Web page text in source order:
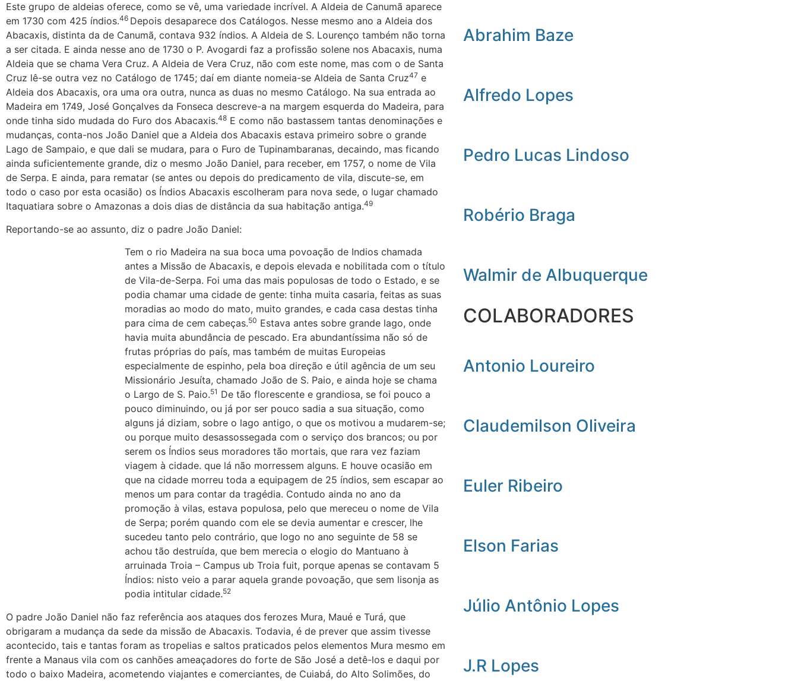
Este grupo de aldeias oferece, como se vê, uma variedade incrível. A Aldeia de Canumã aparece
em 1730 com 425 índios.46 Depois desaparece dos Catálogos. Nesse mesmo ano a Aldeia dos
Abacaxis, distinta da de Canumã, contava 932 índios. A Aldeia de S. Lourenço também não torna
a ser citada. E ainda nesse ano de 1730 o P. Avogardi faz a profissão solene nos Abacaxis, numa
Aldeia que se chama Vera Cruz. A Aldeia de Vera Cruz, não com este nome, mas com o de Santa
Cruz lê-se outra vez no Catálogo de 1745; daí em diante nomeia-se Aldeia de Santa Cruz47 e
Aldeia dos Abacaxis, ora uma ora outra, nunca as duas no mesmo Catálogo. Na sua entrada ao
Madeira em 1749, José Gonçalves da Fonseca descreve-a na margem esquerda do Madeira, para
onde tinha sido mudada do Furo dos Abacaxis.48 E como não bastassem tantas denominações e
mudanças, conta-nos João Daniel que a Aldeia dos Abacaxis estava primeiro sobre o grande
Lago de Sampaio, e que dali se mudara, para o Furo de Tupinambaranas, decaindo, mas ficando
ainda suficientemente grande, diz o mesmo João Daniel, para receber, em 1757, o nome de Vila
de Serpa. E ainda, para rematar (se antes ou depois do predicamento de vila, discute-se, em
todo o caso por esta ocasião) os Índios Abacaxis escolheram para nova sede, o lugar chamado
Itaquatiara sobre o Amazonas a dois dias de distância da sua habitação antiga.49
Reportando-se ao assunto, diz o padre João Daniel:
Tem o rio Madeira na sua boca uma povoação de Indios chamada
antes a Missão de Abacaxis, e depois elevada e nobilitada com o título
de Vila-de-Serpa. Foi uma das mais populosas de todo o Estado, e se
podia chamar uma cidade de gente: tinha muita casaria, feitas as suas
moradias ao modo do mato, muito grandes, e cada casa destas tinha
para cima de cem cabeças.50 Estava antes sobre grande lago, onde
havia muita abundância de pescado. Era abundantíssima não só de
frutas próprias do país, mas também de muitas Europeias
especialmente de espinho, pela boa direção e útil agência de um seu
Missionário Jesuíta, chamado João de S. Paio, e ainda hoje se chama
o Largo de S. Paio.51 De tão florescente e grandiosa, se foi pouco a
pouco diminuindo, ou já por ser pouco sadia a sua situação, como
alguns já diziam, sobre o lago antigo, o que os motivou a mudarem-se;
ou porque muito desassossegada com o serviço dos brancos; ou por
serem os Índios seus moradores tão mortais, que rara vez faziam
viagem à cidade. que lá não morressem alguns. E houve ocasião em
que na cidade morreu toda a equipagem de 25 índios, sem escapar ao
menos um para contar da tragédia. Contudo ainda no ano da
promoção à vilas, estava populosa, pelo que mereceu o nome de Vila
de Serpa; porém quando com ele se devia aumentar e crescer, lhe
sucedeu tanto pelo contrário, que logo no ano seguinte de 58 se
achou tão destruída, que bem merecia o elogio do Mantuano à
arruinada Troia – Campus ub Troia fuit, porque apenas se contavam 5
Índios: nisto veio a parar aquela grande povoação, que sem lisonja as
podia intitular cidade.52
O padre João Daniel não faz referência aos ataques dos ferozes Mura, Maué e Turá, que
obrigaram a mudança da sede da missão de Abacaxis. Todavia, é de prever que assim tivesse
acontecido, tais e tantas foram as tropelias e saltos praticados pelos elementos Mura mesmo em
frente a Manaus vila com os canhões ameaçadores do forte de São José a detê-los e daqui por
todo o baixo Madeira, acometendo viajantes e comerciantes, de Cuiabá, do Alto Solimões, do
Abrahim Baze
Alfredo Lopes
Pedro Lucas Lindoso
Robério Braga
Walmir de Albuquerque
COLABORADORES
Antonio Loureiro
Claudemilson Oliveira
Euler Ribeiro
Elson Farias
Júlio Antônio Lopes
J.R Lopes